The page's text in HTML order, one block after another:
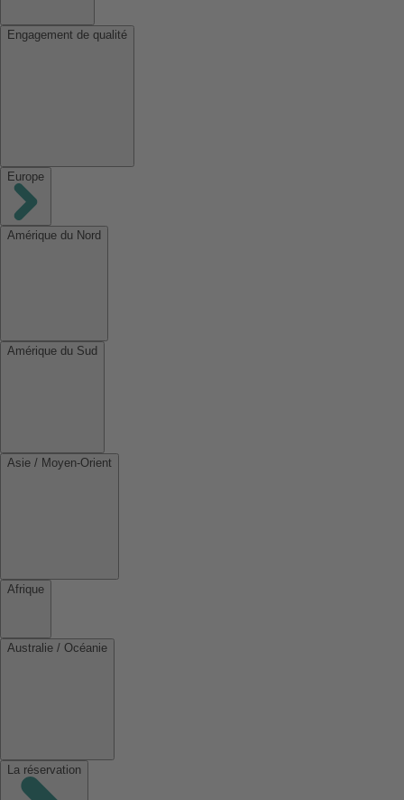
Engagement de qualité
Europe
Amérique du Nord
Amérique du Sud
Asie / Moyen-Orient
Afrique
Australie / Océanie
La réservation